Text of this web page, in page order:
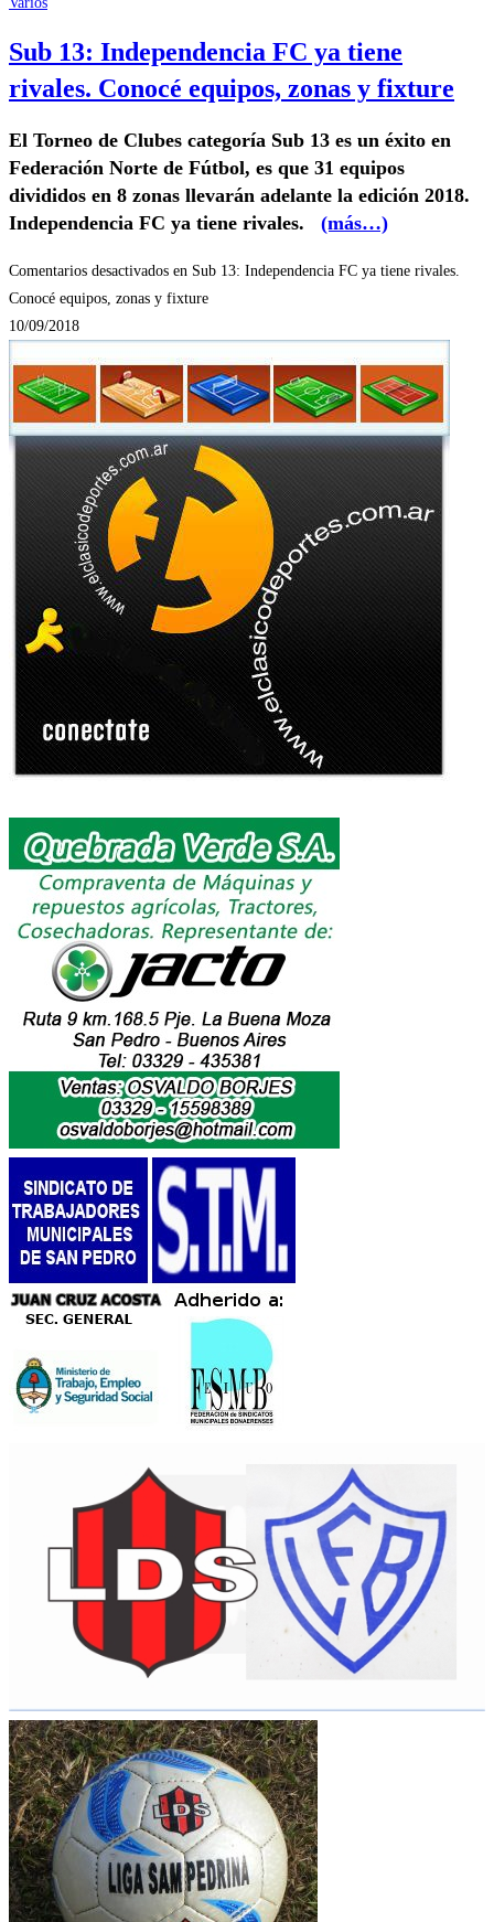
Sub 13: Independencia FC ya tiene
rivales. Conocé equipos, zonas y fixture
El Torneo de Clubes categoría Sub 13 es un éxito en
Federación Norte de Fútbol, es que 31 equipos
divididos en 8 zonas llevarán adelante la edición 2018.
Independencia FC ya tiene rivales. (más…)
Comentarios desactivados en Sub 13: Independencia FC ya tiene rivales.
Conocé equipos, zonas y fixture
10/09/2018